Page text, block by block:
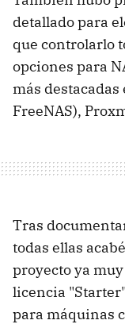
detallado para
que controlarlo
opciones para
más
FreeNAS),
Tras
todas ellas
proyecto ya
licencia
para máquinas